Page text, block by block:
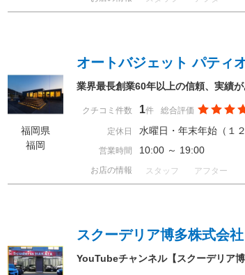
福岡県
福岡
オートバジェット パティ
業界最長創業60年以上の信頼、実績
クチコミ件数 1件 総合評価
定休日 水曜日・年末年始（１
営業時間 10:00 ～ 19:00
お店の情報 スタッフ アフター
スクーデリア博多株式会
YouTubeチャンネル【スクーデリア